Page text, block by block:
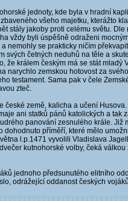
jednoty, kde byla v hradní
všeho majetku, kterážto
stály jakoby proti celému světu.
vždy byli úspěšně odraženi
nemohly se prakticky ničím
četných neduhů na těle a
králem českým má se stát mladý
narychlo zemskou hotovost za
testament. Sama pak v čele
zteč.
země, kalicha a učení
ani statků pánů katolických a tak
panování zesnulého krále. Již
příměří, které mělo
l.p.1471 vyvolili Vladislava
kutnohorské volby, čeká
jednoho předsunutého elitního
odrážející oddanost českých